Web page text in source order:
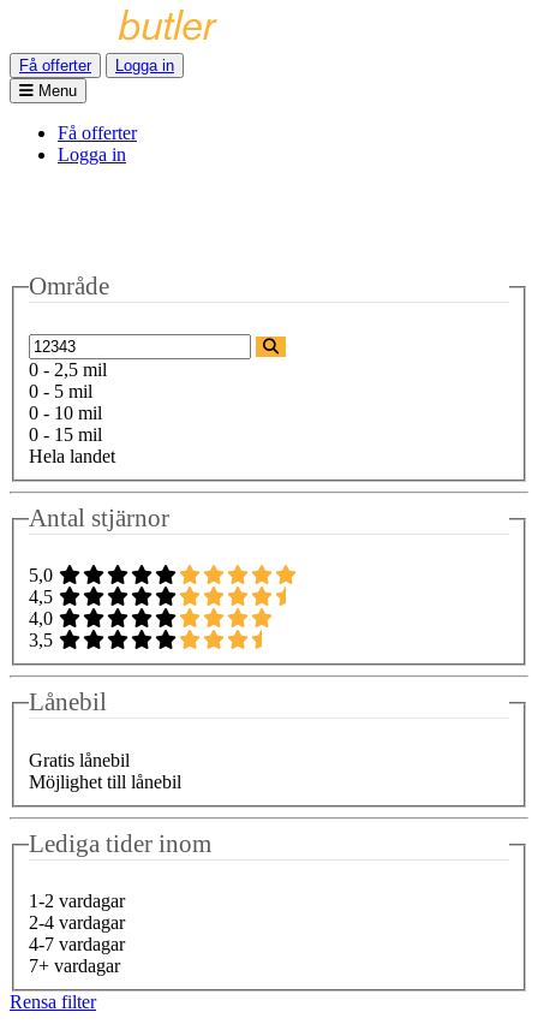
Få offerter
Logga in
Menu
Få offerter
Logga in
Område
0 - 2,5 mil
0 - 5 mil
0 - 10 mil
0 - 15 mil
Hela landet
Antal stjärnor
5,0
4,5
4,0
3,5
Lånebil
Gratis lånebil
Möjlighet till lånebil
Lediga tider inom
1-2 vardagar
2-4 vardagar
4-7 vardagar
7+ vardagar
Rensa filter